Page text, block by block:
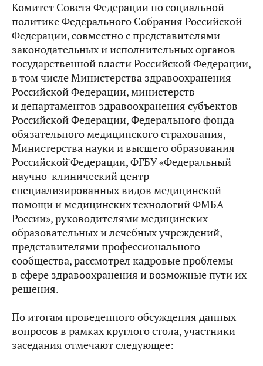
Комитет Совета Федерации по социальной
политике Федерального Собрания Российской
Федерации, совместно с представителями
законодательных и исполнительных органов
государственной власти Российской Федерации,
в том числе Министерства здравоохранения
Российской Федерации, министерств
и департаментов здравоохранения субъектов
Российской Федерации, Федерального фонда
обязательного медицинского страхования,
Министерства науки и высшего образования
Российской̆ Федерации, ФГБУ «Федеральный
научно-клинический центр
специализированных видов медицинской
помощи и медицинских технологий ФМБА
России», руководителями медицинских
образовательных и лечебных учреждений,
представителями профессионального
сообщества, рассмотрел кадровые проблемы
в сфере здравоохранения и возможные пути их
решения.
По итогам проведенного обсуждения данных
вопросов в рамках круглого стола, участники
заседания отмечают следующее: